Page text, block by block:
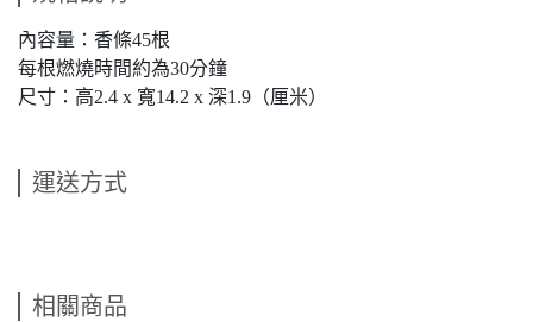
內容量：香條45根
每根燃燒時間約為30分鐘
尺寸：高2.4 x 寬14.2 x 深1.9（厘米）
運送方式
相關商品